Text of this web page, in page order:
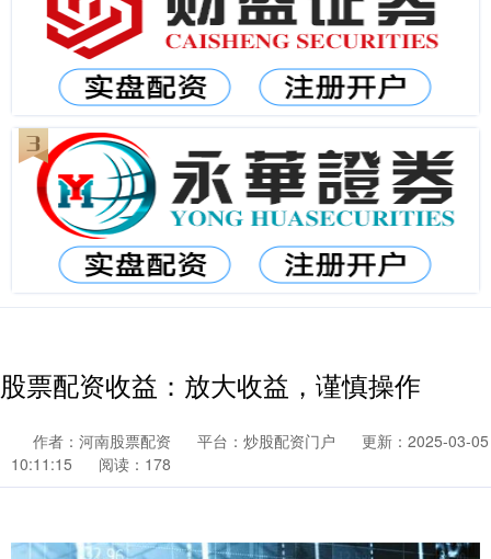
股票配资收益：放大收益，谨慎操作
作者：河南股票配资 平台：炒股配资门户
更新：2025-03-05
10:11:15
阅读：178